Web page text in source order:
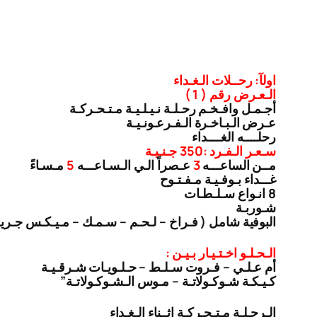
اولآ: رحــلات الـغـداء
الـعـرض رقم ( 1 )
أجـمـل وافـخـم رحـلـة نـيـلـيـة مـتـحـركـة
عـرض الـبـاخـرة الـفـرعـونـيـة
رحلــــه الغــــداء
سـعـر الـفـرد :350 جـنـيـة
مــن الساعـــه3 عـصراً الـي الـسـاعـــه 5 مـسـاءً
غـــداء بـوفـيـة مـفـتـوح
8 انـواع سـلـطـات
شـوربـة
البوفية شامل ( فـراخ – لـحـم – سـمـك – مـيـكـس
الـحـلـو اخـتـيـار بـيـن :
أم عـلـي – فـروت سـلـط – حـلـويـات شـرقـيـة
كـيـكـة شـوكـولاتـة – مـوس الـشـوكـولاتـة”
الـرحـلـة مـتـحـركـة اثــناء الـغـداء